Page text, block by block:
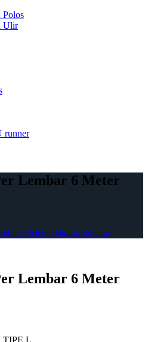
Polos
Ulir
runner
Lembar 6 Meter
6 Meter Jakarta Selatan
Lembar 6 Meter